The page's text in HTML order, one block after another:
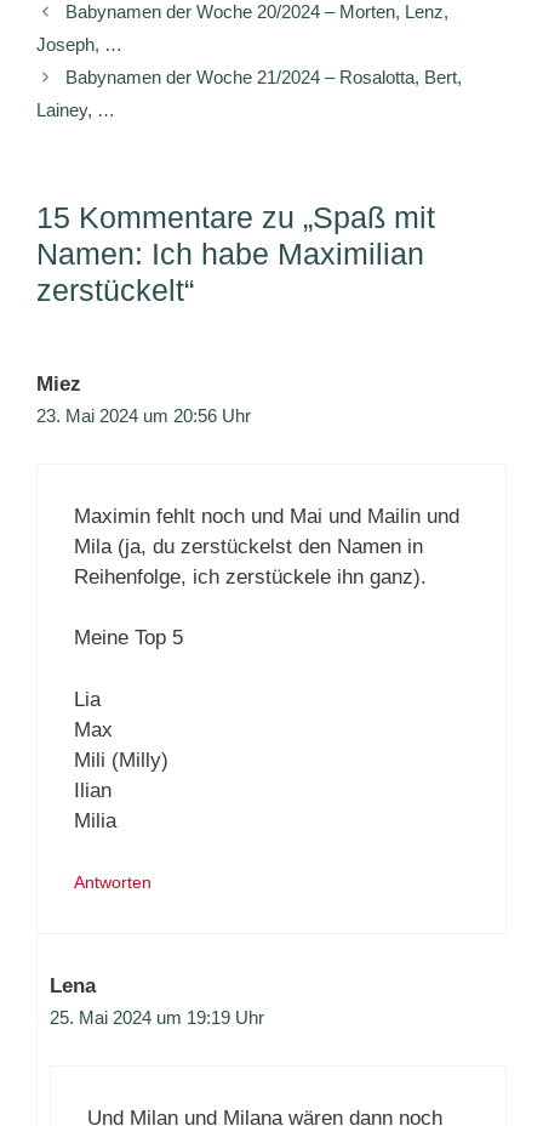
Babynamen der Woche 20/2024 – Morten, Lenz,
Joseph, …
Babynamen der Woche 21/2024 – Rosalotta, Bert,
Lainey, …
15 Kommentare zu „Spaß mit
Namen: Ich habe Maximilian
zerstückelt“
Miez
23. Mai 2024 um 20:56 Uhr
Maximin fehlt noch und Mai und Mailin und
Mila (ja, du zerstückelst den Namen in
Reihenfolge, ich zerstückele ihn ganz).
Meine Top 5
Lia
Max
Mili (Milly)
Ilian
Milia
Antworten
Lena
25. Mai 2024 um 19:19 Uhr
Und Milan und Milana wären dann noch